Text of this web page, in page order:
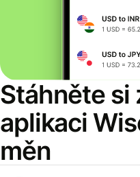
Stáhněte si
aplikaci
měn